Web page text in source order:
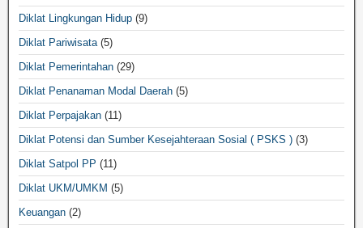
Diklat Lingkungan Hidup (9)
Diklat Pariwisata(5)
Diklat Pemerintahan (29)
Diklat Penanaman Modal Daerah (5)
Diklat Perpajakan (11)
Diklat Potensi dan Sumber Kesejahteraan Sosial ( PSKS ) (3)
Diklat Satpol PP (11)
Diklat UKM/UMKM (5)
Keuangan (2)